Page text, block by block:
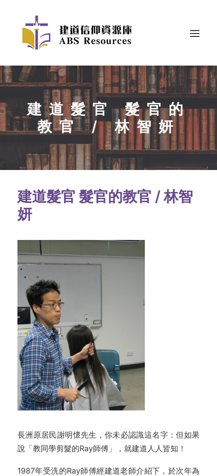
建道髮官 髮官的
教官 / 林智妍
建道髮官 髮官的教官 / 林智
妍
長洲原居民謝明懷先生，你未必認識這名字：但如果
說「教同學剪髮的Ray師傅」，就建道人人皆知！
1987年受洗的Ray師傅經建道老師介紹下，於次年為